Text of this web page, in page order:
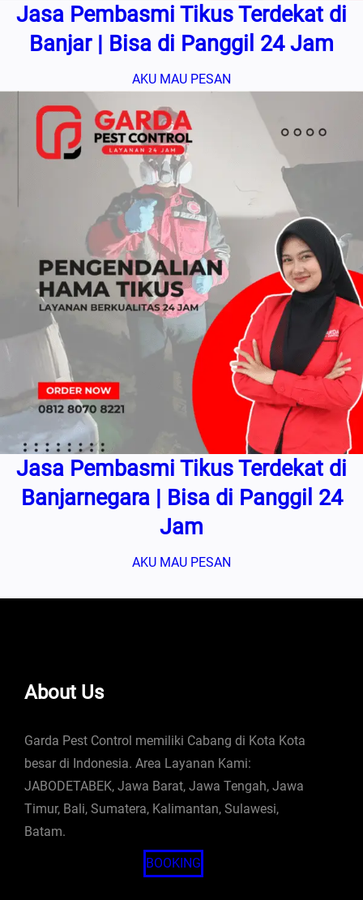
Jasa Pembasmi Tikus Terdekat di
Banjar | Bisa di Panggil 24 Jam
AKU MAU PESAN
Jasa Pembasmi Tikus Terdekat di
Banjarnegara | Bisa di Panggil 24
Jam
AKU MAU PESAN
About Us
Garda Pest Control memiliki Cabang di Kota Kota
besar di Indonesia. Area Layanan Kami:
JABODETABEK, Jawa Barat, Jawa Tengah, Jawa
Timur, Bali, Sumatera, Kalimantan, Sulawesi,
Batam.
BOOKING